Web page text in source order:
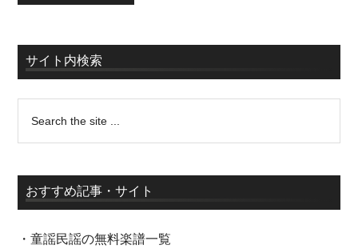
サイト内検索
おすすめ記事・サイト
・童謡民謡の無料楽譜一覧